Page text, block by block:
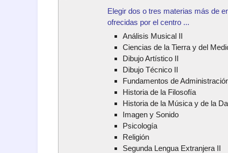
Elegir dos o tres materias más de
ofrecidas por el centro ...
Análisis Musical II
Ciencias de la Tierra y del
Dibujo Artístico II
Dibujo Técnico II
Fundamentos de
Historia de la Filosofía
Historia de la Música y de la
Imagen y Sonido
Psicología
Religión
Segunda Lengua Extranjera II